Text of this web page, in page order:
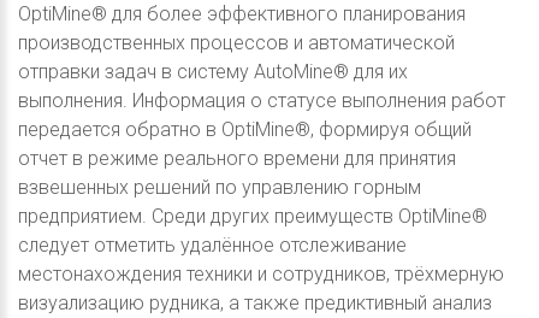
OptiMine® для более эффективного планирования
производственных процессов и автоматической
отправки задач в систему AutoMine® для их
выполнения. Информация о статусе выполнения работ
передается обратно в OptiMine®, формируя общий
отчет в режиме реального времени для принятия
взвешенных решений по управлению горным
предприятием. Среди других преимуществ OptiMine®
следует отметить удалённое отслеживание
местонахождения техники и сотрудников, трёхмерную
визуализацию рудника, а также предиктивный анализ